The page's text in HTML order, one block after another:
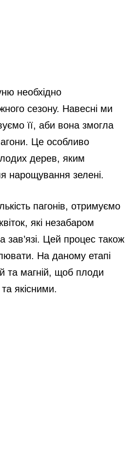
необхідно
сезону. Навесні ми
її, аби вона змогла
Це особливо
дерев, яким
нарощування зелені.
пагонів, отримуємо
які незабаром
зав’язі. Цей процес також
На даному етапі
та магній, щоб плоди
якісними.